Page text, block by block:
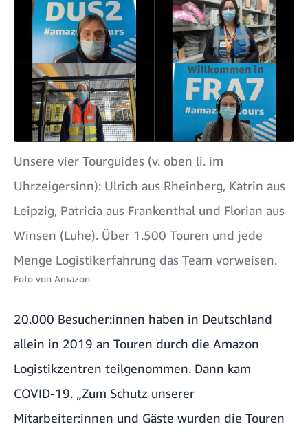
Unsere vier Tourguides (v. oben li. im
Uhrzeigersinn): Ulrich aus Rheinberg, Katrin aus
Leipzig, Patricia aus Frankenthal und Florian aus
Winsen (Luhe). Über 1.500 Touren und jede
Menge Logistikerfahrung das Team vorweisen.
Foto von Amazon
20.000 Besucher:innen haben in Deutschland
allein in 2019 an Touren durch die Amazon
Logistikzentren teilgenommen. Dann kam
COVID-19. „Zum Schutz unserer
Mitarbeiter:innen und Gäste wurden die Touren